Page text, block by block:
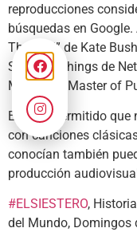
reproducciones
búsquedas en
That Hill” de Kate
Stranger Things de
Metallica “Master of
Esto ha permitido que
con canciones
conocían también
producción
#ELSIESTERO,
del Mundo, Domingos